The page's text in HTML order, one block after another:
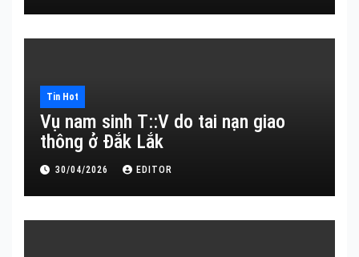
Tin Hot
Vụ nam sinh T::V do tai nạn giao
thông ở Đắk Lắk
30/04/2026 EDITOR